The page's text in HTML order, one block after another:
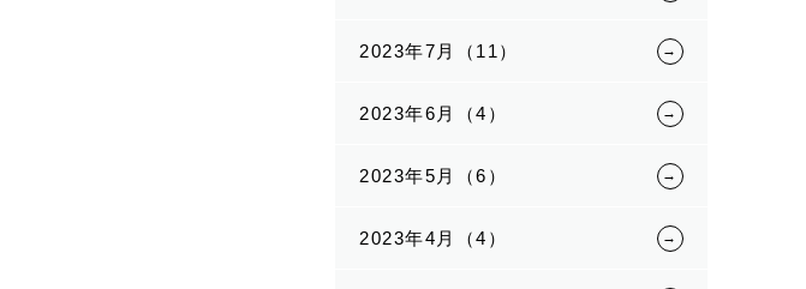
2023年7月（11）
2023年6月（4）
2023年5月（6）
2023年4月（4）